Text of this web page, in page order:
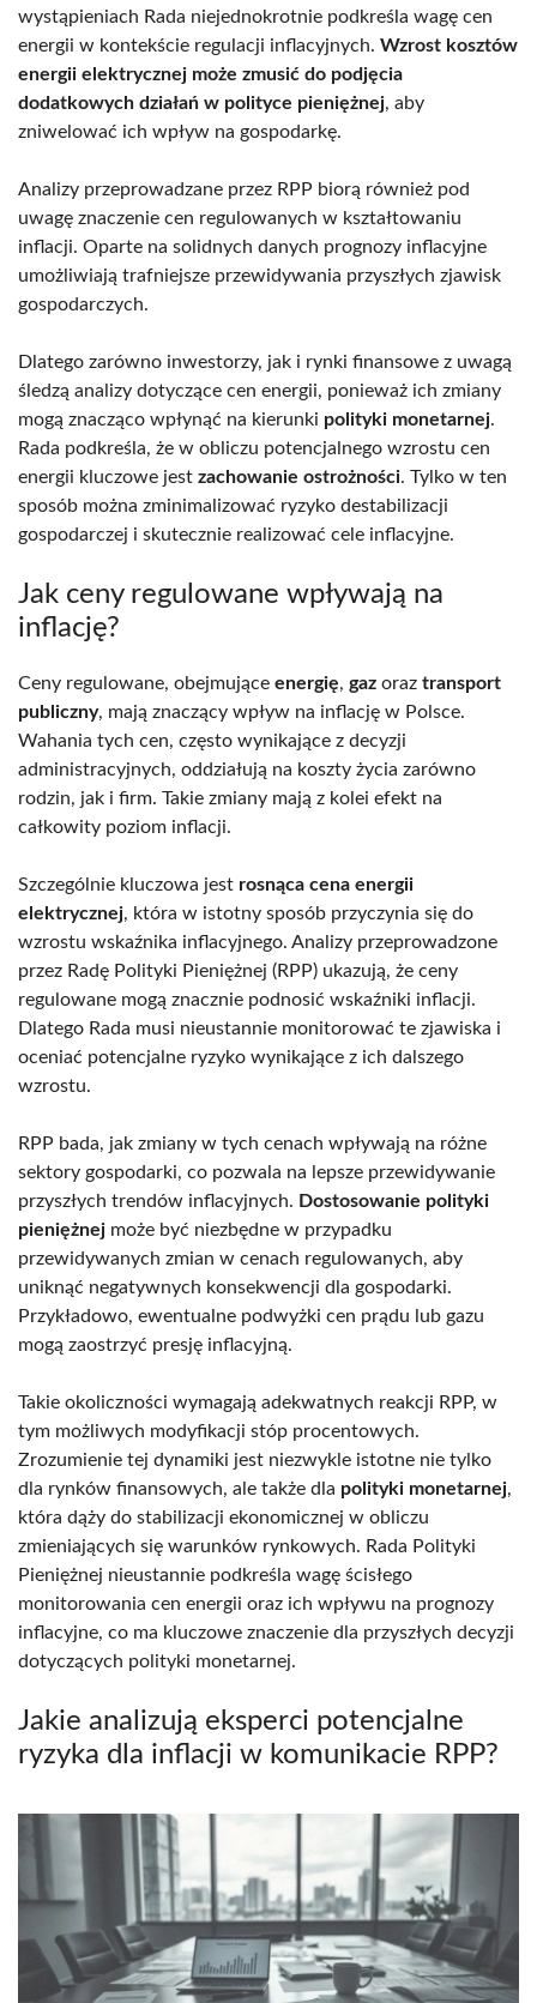
wystąpieniach Rada niejednokrotnie podkreśla wagę cen
energii w kontekście regulacji inflacyjnych. Wzrost kosztów
energii elektrycznej może zmusić do podjęcia
dodatkowych działań w polityce pieniężnej, aby
zniwelować ich wpływ na gospodarkę.
Analizy przeprowadzane przez RPP biorą również pod
uwagę znaczenie cen regulowanych w kształtowaniu
inflacji. Oparte na solidnych danych prognozy inflacyjne
umożliwiają trafniejsze przewidywania przyszłych zjawisk
gospodarczych.
Dlatego zarówno inwestorzy, jak i rynki finansowe z uwagą
śledzą analizy dotyczące cen energii, ponieważ ich zmiany
mogą znacząco wpłynąć na kierunki polityki monetarnej.
Rada podkreśla, że w obliczu potencjalnego wzrostu cen
energii kluczowe jest zachowanie ostrożności. Tylko w ten
sposób można zminimalizować ryzyko destabilizacji
gospodarczej i skutecznie realizować cele inflacyjne.
Jak ceny regulowane wpływają na
inflację?
Ceny regulowane, obejmujące energię, gaz oraz transport
publiczny, mają znaczący wpływ na inflację w Polsce.
Wahania tych cen, często wynikające z decyzji
administracyjnych, oddziałują na koszty życia zarówno
rodzin, jak i firm. Takie zmiany mają z kolei efekt na
całkowity poziom inflacji.
Szczególnie kluczowa jest rosnąca cena energii
elektrycznej, która w istotny sposób przyczynia się do
wzrostu wskaźnika inflacyjnego. Analizy przeprowadzone
przez Radę Polityki Pieniężnej (RPP) ukazują, że ceny
regulowane mogą znacznie podnosić wskaźniki inflacji.
Dlatego Rada musi nieustannie monitorować te zjawiska i
oceniać potencjalne ryzyko wynikające z ich dalszego
wzrostu.
RPP bada, jak zmiany w tych cenach wpływają na różne
sektory gospodarki, co pozwala na lepsze przewidywanie
przyszłych trendów inflacyjnych. Dostosowanie polityki
pieniężnej może być niezbędne w przypadku
przewidywanych zmian w cenach regulowanych, aby
uniknąć negatywnych konsekwencji dla gospodarki.
Przykładowo, ewentualne podwyżki cen prądu lub gazu
mogą zaostrzyć presję inflacyjną.
Takie okoliczności wymagają adekwatnych reakcji RPP, w
tym możliwych modyfikacji stóp procentowych.
Zrozumienie tej dynamiki jest niezwykle istotne nie tylko
dla rynków finansowych, ale także dla polityki monetarnej,
która dąży do stabilizacji ekonomicznej w obliczu
zmieniających się warunków rynkowych. Rada Polityki
Pieniężnej nieustannie podkreśla wagę ścisłego
monitorowania cen energii oraz ich wpływu na prognozy
inflacyjne, co ma kluczowe znaczenie dla przyszłych decyzji
dotyczących polityki monetarnej.
Jakie analizują eksperci potencjalne
ryzyka dla inflacji w komunikacie RPP?